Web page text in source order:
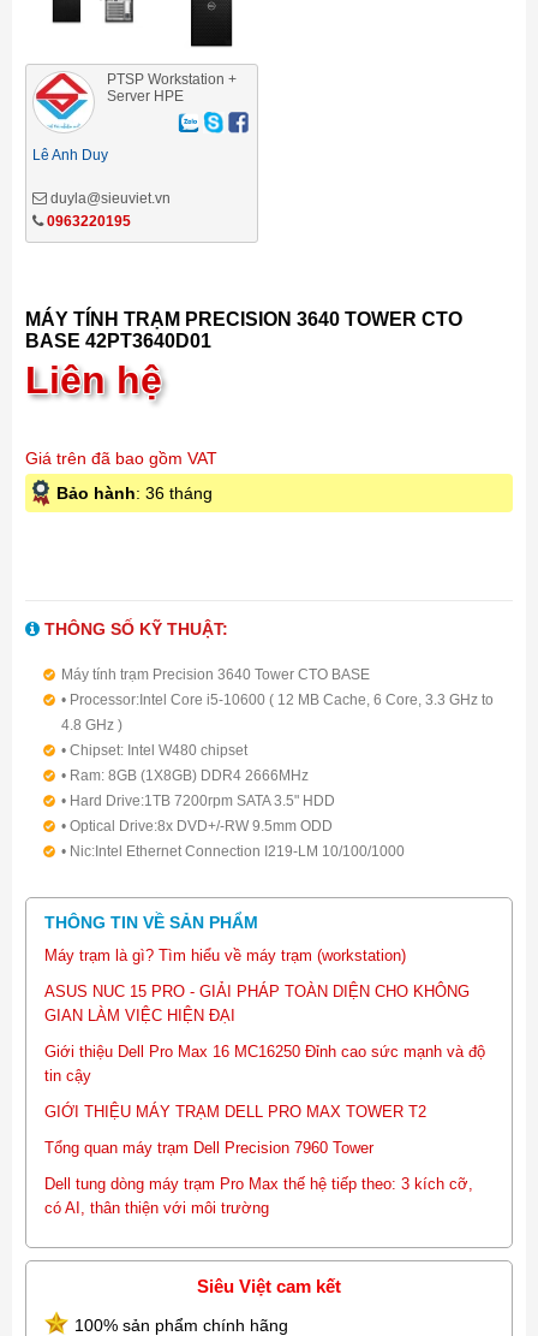
PTSP Workstation +
Server HPE
Lê Anh Duy
duyla@sieuviet.vn
0963220195
MÁY TÍNH TRẠM PRECISION 3640 TOWER CTO
BASE 42PT3640D01
Liên hệ
Giá trên đã bao gồm VAT
Bảo hành: 36 tháng
THÔNG SỐ KỸ THUẬT:
Máy tính trạm Precision 3640 Tower CTO BASE
• Processor:Intel Core i5-10600 ( 12 MB Cache, 6 Core, 3.3 GHz to
4.8 GHz )
• Chipset: Intel W480 chipset
• Ram: 8GB (1X8GB) DDR4 2666MHz
• Hard Drive:1TB 7200rpm SATA 3.5" HDD
• Optical Drive:8x DVD+/-RW 9.5mm ODD
• Nic:Intel Ethernet Connection I219-LM 10/100/1000
HDMI 2.0
• OS:Ubuntu Linux 18.04
• Dell optical Mouse & Keyboard
THÔNG TIN VỀ SẢN PHẨM
Máy trạm là gì? Tìm hiểu về máy trạm (workstation)
ASUS NUC 15 PRO - GIẢI PHÁP TOÀN DIỆN CHO KHÔNG
GIAN LÀM VIỆC HIỆN ĐẠI
Giới thiệu Dell Pro Max 16 MC16250 Đỉnh cao sức mạnh và độ
tin cậy
GIỚI THIỆU MÁY TRẠM DELL PRO MAX TOWER T2
Tổng quan máy trạm Dell Precision 7960 Tower
Dell tung dòng máy trạm Pro Max thế hệ tiếp theo: 3 kích cỡ,
có AI, thân thiện với môi trường
Siêu Việt cam kết
100% sản phẩm chính hãng